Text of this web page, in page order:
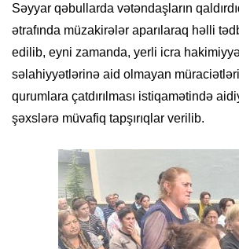
Səyyar qəbullarda vətəndaşların
ətrafında müzakirələr aparılaraq həlli
edilib, eyni zamanda, yerli icra
səlahiyyətlərinə aid olmayan
qurumlara çatdırılması istiqamətində
şəxslərə müvafiq tapşırıqlar verilib.